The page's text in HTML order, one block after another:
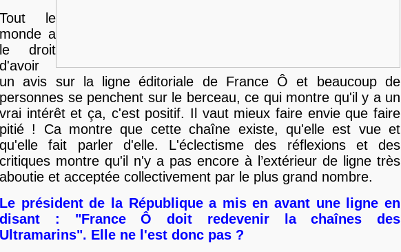
Tout le
monde a
le droit
d'avoir
un avis sur la ligne éditoriale de France Ô et beaucoup de
personnes se penchent sur le berceau, ce qui montre qu'il y a un
vrai intérêt et ça, c'est positif. Il vaut mieux faire envie que faire
pitié ! Ca montre que cette chaîne existe, qu'elle est vue et
qu'elle fait parler d'elle. L'éclectisme des réflexions et des
critiques montre qu'il n'y a pas encore à l’extérieur de ligne très
aboutie et acceptée collectivement par le plus grand nombre.
Le président de la République a mis en avant une ligne en
disant : "France Ô doit redevenir la chaînes des
Ultramarins". Elle ne l'est donc pas ?